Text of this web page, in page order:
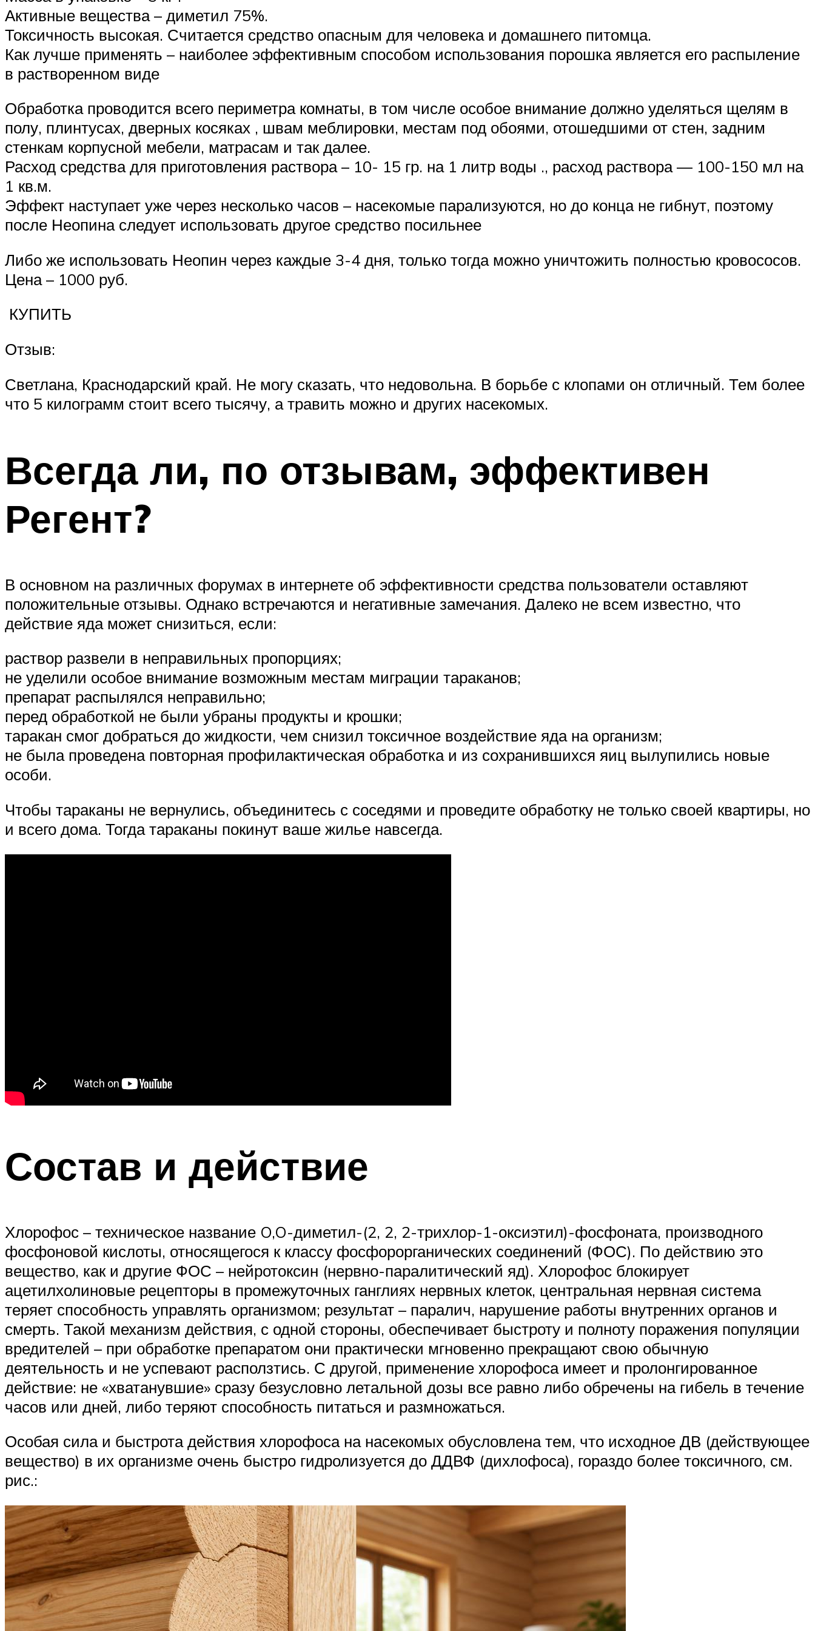
Активные вещества – диметил 75%.
Токсичность высокая. Считается средство опасным для человека и домашнего питомца.
Как лучше применять – наиболее эффективным способом использования порошка является его распыление
в растворенном виде
Обработка проводится всего периметра комнаты, в том числе особое внимание должно уделяться щелям в
полу, плинтусах, дверных косяках , швам меблировки, местам под обоями, отошедшими от стен, задним
стенкам корпусной мебели, матрасам и так далее.
Расход средства для приготовления раствора – 10- 15 гр. на 1 литр воды ., расход раствора — 100-150 мл на
1 кв.м.
Эффект наступает уже через несколько часов – насекомые парализуются, но до конца не гибнут, поэтому
после Неопина следует использовать другое средство посильнее
Либо же использовать Неопин через каждые 3-4 дня, только тогда можно уничтожить полностью кровососов.
Цена – 1000 руб.
​​​ КУПИТЬ
Отзыв:
Светлана, Краснодарский край. Не могу сказать, что недовольна. В борьбе с клопами он отличный. Тем более
что 5 килограмм стоит всего тысячу, а травить можно и других насекомых.
Всегда ли, по отзывам, эффективен
Регент?
В основном на различных форумах в интернете об эффективности средства пользователи оставляют
положительные отзывы. Однако встречаются и негативные замечания. Далеко не всем известно, что
действие яда может снизиться, если:
раствор развели в неправильных пропорциях;
не уделили особое внимание возможным местам миграции тараканов;
препарат распылялся неправильно;
перед обработкой не были убраны продукты и крошки;
таракан смог добраться до жидкости, чем снизил токсичное воздействие яда на организм;
не была проведена повторная профилактическая обработка и из сохранившихся яиц вылупились новые
особи.
Чтобы тараканы не вернулись, объединитесь с соседями и проведите обработку не только своей квартиры, но
и всего дома. Тогда тараканы покинут ваше жилье навсегда.
Состав и действие
Хлорофос – техническое название O,O-диметил-(2, 2, 2-трихлор-1-оксиэтил)-фосфоната, производного
фосфоновой кислоты, относящегося к классу фосфорорганических соединений (ФОС). По действию это
вещество, как и другие ФОС – нейротоксин (нервно-паралитический яд). Хлорофос блокирует
ацетилхолиновые рецепторы в промежуточных ганглиях нервных клеток, центральная нервная система
теряет способность управлять организмом; результат – паралич, нарушение работы внутренних органов и
смерть. Такой механизм действия, с одной стороны, обеспечивает быстроту и полноту поражения популяции
вредителей – при обработке препаратом они практически мгновенно прекращают свою обычную
деятельность и не успевают расползтись. С другой, применение хлорофоса имеет и пролонгированное
действие: не «хватанувшие» сразу безусловно летальной дозы все равно либо обречены на гибель в течение
часов или дней, либо теряют способность питаться и размножаться.
Особая сила и быстрота действия хлорофоса на насекомых обусловлена тем, что исходное ДВ (действующее
вещество) в их организме очень быстро гидролизуется до ДДВФ (дихлофоса), гораздо более токсичного, см.
рис.: